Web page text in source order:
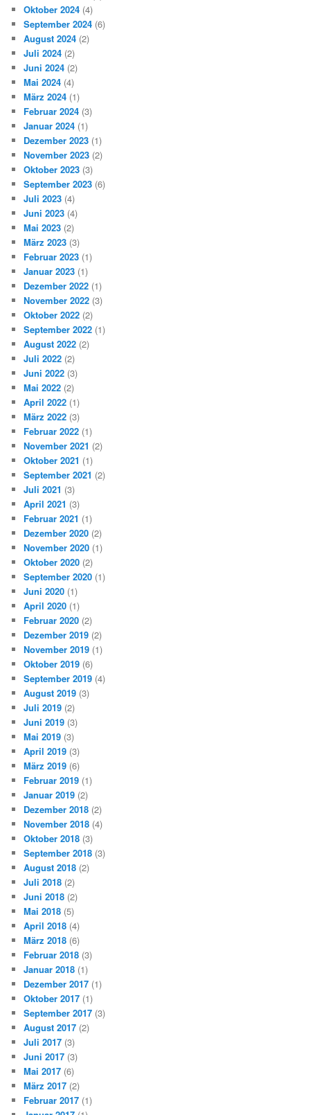
Oktober 2024 (4)
September 2024 (6)
August 2024 (2)
Juli 2024 (2)
Juni 2024 (2)
Mai 2024 (4)
März 2024 (1)
Februar 2024 (3)
Januar 2024 (1)
Dezember 2023 (1)
November 2023 (2)
Oktober 2023 (3)
September 2023 (6)
Juli 2023 (4)
Juni 2023 (4)
Mai 2023 (2)
März 2023 (3)
Februar 2023 (1)
Januar 2023 (1)
Dezember 2022 (1)
November 2022 (3)
Oktober 2022 (2)
September 2022 (1)
August 2022 (2)
Juli 2022 (2)
Juni 2022 (3)
Mai 2022 (2)
April 2022 (1)
März 2022 (3)
Februar 2022 (1)
November 2021 (2)
Oktober 2021 (1)
September 2021 (2)
Juli 2021 (3)
April 2021 (3)
Februar 2021 (1)
Dezember 2020 (2)
November 2020 (1)
Oktober 2020 (2)
September 2020 (1)
Juni 2020 (1)
April 2020 (1)
Februar 2020 (2)
Dezember 2019 (2)
November 2019 (1)
Oktober 2019 (6)
September 2019 (4)
August 2019 (3)
Juli 2019 (2)
Juni 2019 (3)
Mai 2019 (3)
April 2019 (3)
März 2019 (6)
Februar 2019 (1)
Januar 2019 (2)
Dezember 2018 (2)
November 2018 (4)
Oktober 2018 (3)
September 2018 (3)
August 2018 (2)
Juli 2018 (2)
Juni 2018 (2)
Mai 2018 (5)
April 2018 (4)
März 2018 (6)
Februar 2018 (3)
Januar 2018 (1)
Dezember 2017 (1)
Oktober 2017 (1)
September 2017 (3)
August 2017 (2)
Juli 2017 (3)
Juni 2017 (3)
Mai 2017 (6)
März 2017 (2)
Februar 2017 (1)